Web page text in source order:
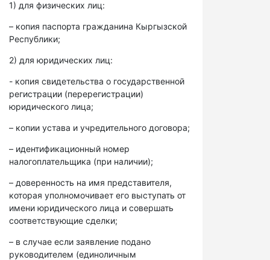
1) для физических лиц:
– копия паспорта гражданина Кыргызской
Республики;
2) для юридических лиц:
- копия свидетельства о государственной
регистрации (перерегистрации)
юридического лица;
– копии устава и учредительного договора;
– идентификационный номер
налогоплательщика (при наличии);
– доверенность на имя представителя,
которая уполномочивает его выступать от
имени юридического лица и совершать
соответствующие сделки;
– в случае если заявление подано
руководителем (единоличным